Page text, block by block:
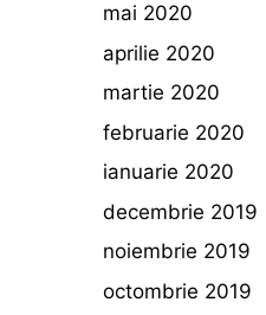
mai 2020
aprilie 2020
martie 2020
februarie 2020
ianuarie 2020
decembrie 2019
noiembrie 2019
octombrie 2019